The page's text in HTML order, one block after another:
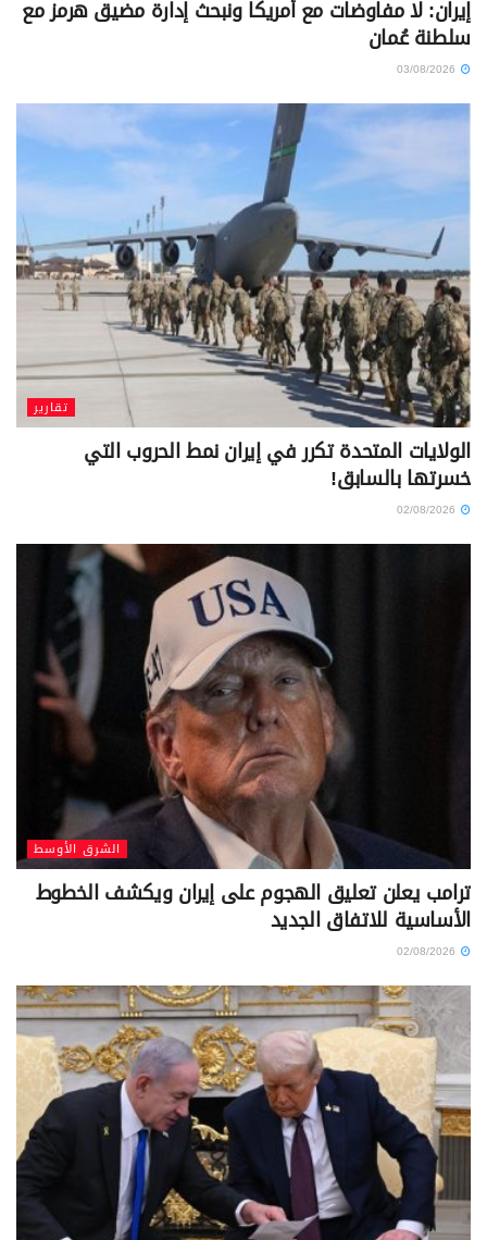
إيران: لا مفاوضات مع أمريكا ونبحث إدارة مضيق هرمز مع
سلطنة عُمان
تقارير
الولايات المتحدة تكرر في إيران نمط الحروب التي
خسرتها بالسابق!
الشرق الأوسط
ترامب يعلن تعليق الهجوم على إيران ويكشف الخطوط
الأساسية للاتفاق الجديد